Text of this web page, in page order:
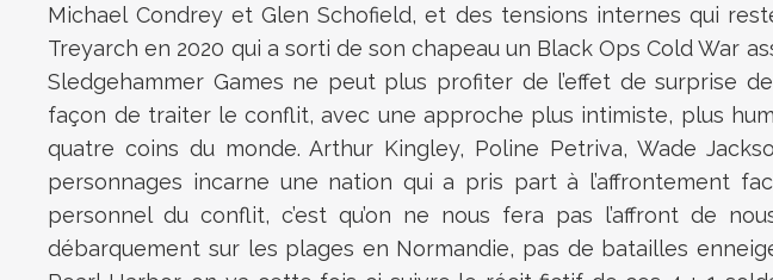
Michael Condrey et Glen Schofield, et des tensions internes qui
Treyarch en 2020 qui a sorti de son chapeau un Black Ops Cold War
Sledgehammer Games ne peut plus profiter de l’effet de surprise
façon de traiter le conflit, avec une approche plus intimiste, plus
quatre coins du monde. Arthur Kingley, Poline Petriva, Wade
personnages incarne une nation qui a pris part à l’affrontement
personnel du conflit, c’est qu’on ne nous fera pas l’affront de
débarquement sur les plages en Normandie, pas de batailles